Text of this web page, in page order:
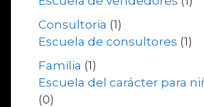
Consultoria (1)
Escuela de consultores (1)
Familia (1)
Escuela del carácter para
(0)